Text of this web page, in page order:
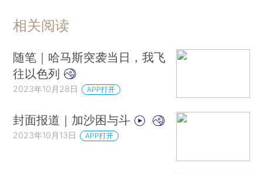
相关阅读
随笔｜哈马斯突袭当日，我飞
往以色列
2023年10月28日 APP打开
封面报道｜加沙困与斗
2023年10月13日 APP打开